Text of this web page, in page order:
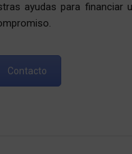
ayudas para financiar
Contacto